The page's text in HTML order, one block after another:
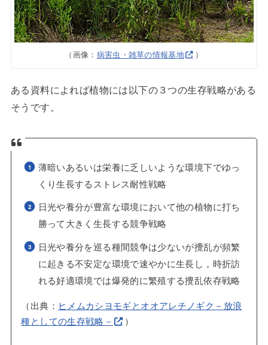
（画像： 病害虫・雑草の情報基地 ）
ある資料によれば植物には以下の３つの生存戦略がある
そうです。
薄暗いあるいは栄養に乏しいような環境下でゆっ
くり生長するストレス耐性戦略
日光や養分が豊富な環境において他の植物に打ち
勝って大きく生長する競争戦略
日光や養分を巡る種間競争は少ないが攪乱が頻繁
に起きる不安定な環境で速やかに生長し，時折訪
れる好適環境では爆発的に繁殖する攪乱依存戦略
（出典： ヒメムカシヨモギとオオアレチノギク－放浪
種としての生存戦略－
）